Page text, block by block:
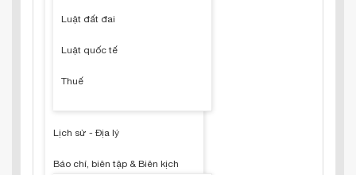
Luật đất đai
Luật quốc tế
Thuế
Lịch sử - Địa lý
Báo chí, biên tập & Biên kịch